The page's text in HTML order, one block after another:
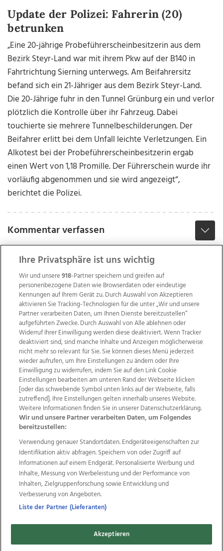
Update der Polizei: Fahrerin (20)
betrunken
„Eine 20-jährige Probeführerscheinbesitzerin aus dem
Bezirk Steyr-Land war mit ihrem Pkw auf der B140 in
Fahrtrichtung Sierning unterwegs. Am Beifahrersitz
befand sich ein 21-Jähriger aus dem Bezirk Steyr-Land.
Die 20-Jährige fuhr in den Tunnel Grünburg ein und verlor
plötzlich die Kontrolle über ihr Fahrzeug. Dabei
touchierte sie mehrere Tunnelbeschilderungen. Der
Beifahrer erlitt bei dem Unfall leichte Verletzungen. Ein
Alkotest bei der Probeführerscheinbesitzerin ergab
einen Wert von 1,18 Promille. Der Führerschein wurde ihr
vorläufig abgenommen und sie wird angezeigt“,
berichtet die Polizei.
Kommentar verfassen
Wir über uns Mediadaten Kontakt
Jobs
Datenschutz
Impressum
AGB Anzeigekunden
AGB Website
Ehrenkodex Politische Werbung
Weitere Angebote des Medienhauses Wimmer
TV1 di-mog-i.at OÖNow
Ischler Woche
Life Radio
OÖNachrichten
OÖN Immobilien
OÖN Karriere
OÖN Reise
Promenaden Galerien
Regionaljobs
wasistlos.at
Copyrights © 2026 Tips Zeitungs GmbH & Co KG
Ihre Privatsphäre ist uns wichtig
Wir und unsere918-Partner speichern und greifen auf
personenbezogene Daten wie Browserdaten oder eindeutige
Kennungen auf Ihrem Gerät zu. Durch Auswahl von Akzeptieren
aktivieren Sie Tracking-Technologien für die unter „Wir und unsere
Partner verarbeiten Daten, um Ihnen Dienste bereitzustellen“
aufgeführten Zwecke. Durch Auswahl von Alle ablehnen oder
Widerruf Ihrer Einwilligung werden diese deaktiviert. Wenn Tracker
deaktiviert sind, sind manche Inhalte und Anzeigen möglicherweise
nicht mehr so relevant für Sie. Sie können dieses Menü jederzeit
wieder aufrufen, um Ihre Einstellungen zu ändern oder Ihre
Einwilligung zu widerrufen, indem Sie auf den Link Cookie
Einstellungen bearbeiten am unteren Rand der Webseite klicken
[oder das schwebende Symbol unten links auf der Webseite, falls
zutreffend]. Ihre Einstellungen gelten innerhalb unseres Website.
Weitere Informationen finden Sie in unserer Datenschutzerklärung.
Wir und unsere Partner verarbeiten Daten, um Folgendes
bereitzustellen:
Verwendung genauer Standortdaten. Endgeräteeigenschaften zur
Identifikation aktiv abfragen. Speichern von oder Zugriff auf
Informationen auf einem Endgerät. Personalisierte Werbung und
Inhalte, Messung von Werbeleistung und der Performance von
Inhalten, Zielgruppenforschung sowie Entwicklung und
Verbesserung von Angeboten.
Liste der Partner (Lieferanten)
Akzeptieren